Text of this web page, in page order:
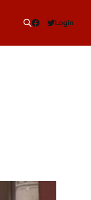
Login